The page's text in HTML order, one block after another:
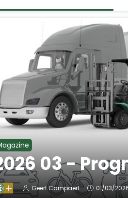
03 -
Geert Campaert 01/03/